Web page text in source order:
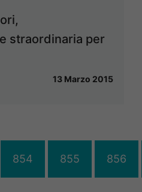
straordinaria per
13 Marzo 2015
854 855 856